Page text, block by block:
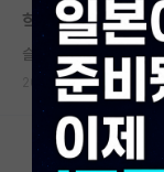
국내대학원 정보
연구실&오픈랩
커뮤니티
커뮤니티 홈
학회 참여 비용
슬기로운 블레즈 파스칼
2026.05.17 15